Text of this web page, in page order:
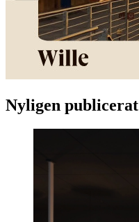
Nyligen publicerat